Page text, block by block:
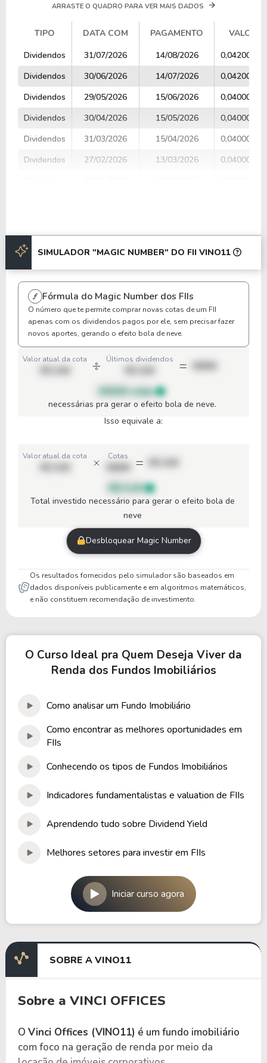
ARRASTE O QUADRO PARA VER MAIS DADOS
TIPO DATA COM PAGAMENTO
VALOR
TIPO
DATA COM PAGAMENTO VALOR
Dividendos 31/07/2026 14/08/2026
0,04200000
Dividendos
30/06/2026 14/07/2026
0,04200000
Dividendos
29/05/2026 15/06/2026
0,04000000
Dividendos
30/04/2026 15/05/2026
0,04000000
Dividendos
31/03/2026 15/04/2026
0,04000000
Dividendos
27/02/2026 13/03/2026
0,04000000
Dividendos
Anterior Próxima
SIMULADOR "MAGIC NUMBER" DO FII VINO11
Fórmula do Magic Number dos FIIs
O número que te permite comprar novas cotas de um FII
apenas com os dividendos pagos por ele, sem precisar fazer
novos aportes, gerando o efeito bola de neve.
Valor atual da cota Últimos dividendos
00000 cotas
necessárias pra gerar o efeito bola de neve.
Isso equivale a:
Valor atual da cota Cotas
R$ 0,00
Total investido necessário para gerar o efeito bola de
neve
Desbloquear Magic Number
Os resultados fornecidos pelo simulador são baseados em
dados disponíveis publicamente e em algoritmos matemáticos,
e não constituem recomendação de investimento.
O Curso Ideal pra Quem Deseja Viver da
Renda dos Fundos Imobiliários
Como analisar um Fundo Imobiliário
Como encontrar as melhores oportunidades em
FIIs
Conhecendo os tipos de Fundos Imobiliários
Indicadores fundamentalistas e valuation de FIIs
Aprendendo tudo sobre Dividend Yield
Melhores setores para investir em FIIs
Iniciar curso agora
SOBRE A VINO11
Sobre a VINCI OFFICES
O Vinci Offices (VINO11) é um fundo imobiliário
com foco na geração de renda por meio da